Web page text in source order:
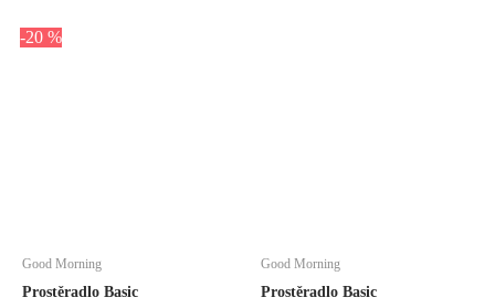
-20 %
Good Morning
Prostěradlo Basic
Good Morning
Prostěradlo Basic